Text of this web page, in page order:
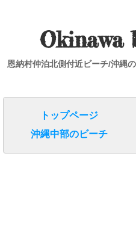
Okinawa
恩納村仲泊北側付近ビーチ/沖縄
トップページ
沖縄中部のビーチ